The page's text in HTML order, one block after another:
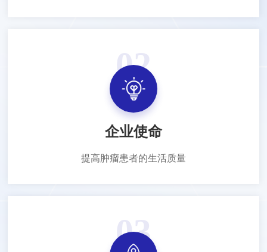
02
企业使命
提高肿瘤患者的生活质量
03